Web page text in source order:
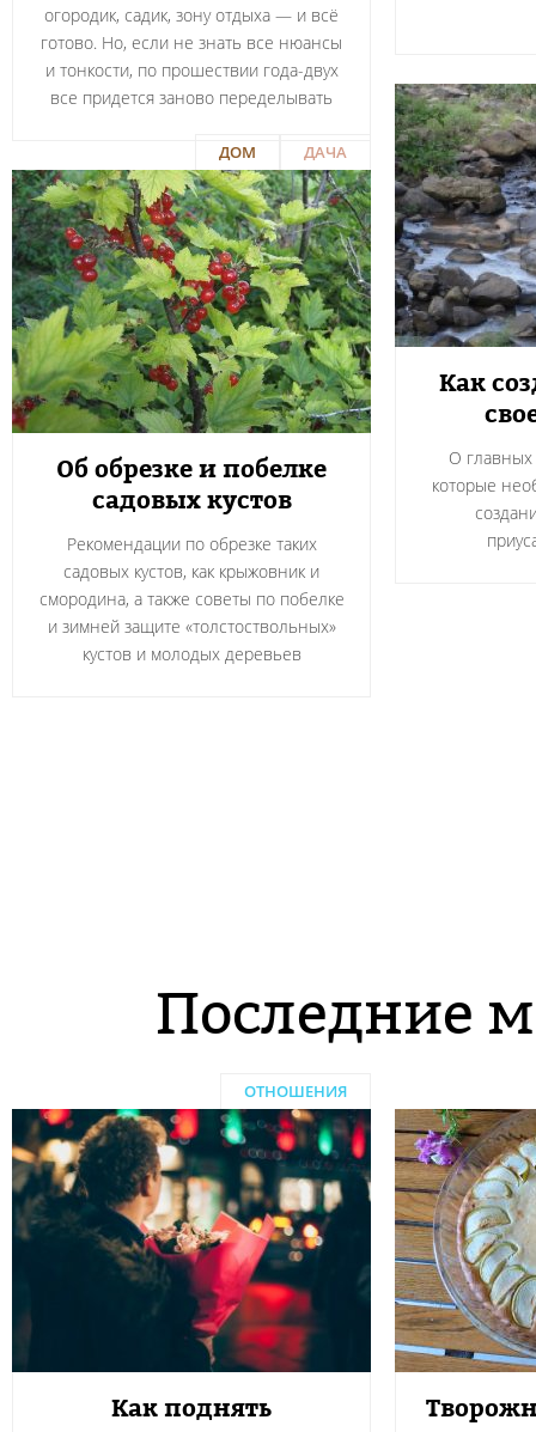
огородик, садик, зону отдыха — и всё
готово. Но, если не знать все нюансы
и тонкости, по прошествии года-двух
все придется заново переделывать
Как
О
которые
ДАЧА
ДОМ
Об обрезке и побелке
садовых кустов
Рекомендации по обрезке таких
садовых кустов, как крыжовник и
смородина, а также советы по побелке
и зимней защите «толстоствольных»
кустов и молодых деревьев
Последние
ОТНОШЕНИЯ
Как поднять